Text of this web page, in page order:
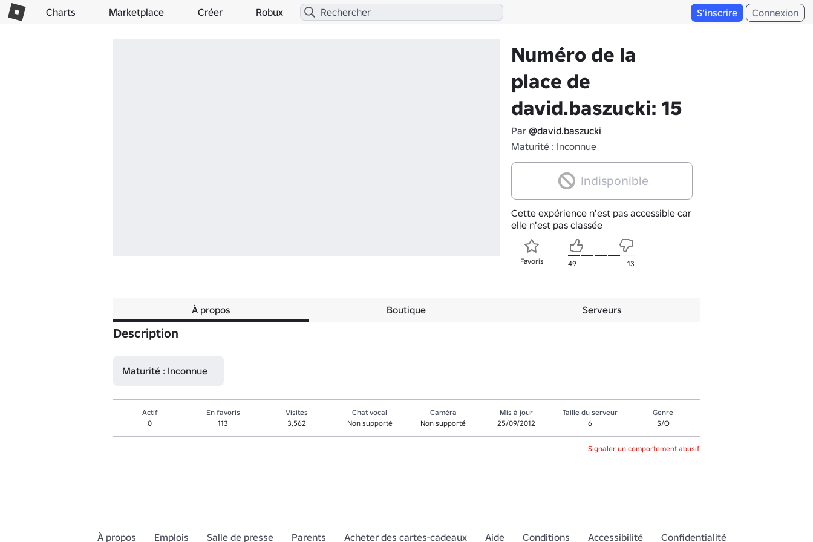
Charts Marketplace Créer Robux S'inscrire Connexion
Numéro de la
place de
david.baszucki: 15
Par @david.baszucki
Maturité : Inconnue
Indisponible
Cette expérience n'est pas accessible car
elle n'est pas classée
Favoris 49 13
À propos Boutique Serveurs
Description
Maturité : Inconnue
Actif
0
En favoris
113
Visites
3,562
Chat vocal
Non supporté
Caméra
Non supporté
Mis à jour
25/09/2012
Taille du serveur
6
Genre
S/O
Signaler un comportement abusif
À propos Emplois Salle de presse Parents Acheter des cartes-cadeaux Aide Conditions Accessibilité Confidentialité